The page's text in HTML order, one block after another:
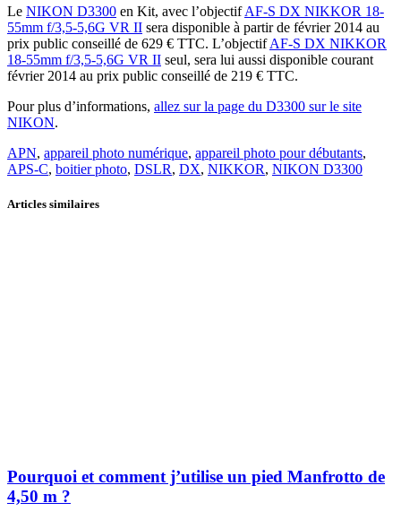
Le NIKON D3300 en Kit, avec l’objectifAF-S DX NIKKOR 18-
55mm f/3,5-5,6G VR II sera disponible à partir de février 2014 au
prix public conseillé de 629 € TTC. L’objectifAF-S DX NIKKOR
18-55mm f/3,5-5,6G VR II seul, sera lui aussi disponible courant
février 2014 au prix public conseillé de 219 € TTC.
Pour plus d’informations, allez sur la page du D3300 sur le site
NIKON.
APN, appareil photo numérique, appareil photo pour débutants,
APS-C, boitier photo, DSLR, DX, NIKKOR, NIKON D3300
Articles similaires
Pourquoi et comment j’utilise un pied Manfrotto de
4,50 m ?